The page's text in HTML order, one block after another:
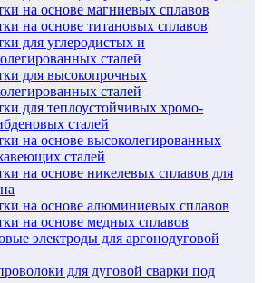
на основе магниевых сплавов
на основе титановых сплавов
для углеродистых и
сталей
для высокопрочных
сталей
для теплоустойчивых хромо-
сталей
на основе высоколегированных
сталей
на основе никелевых сплавов для
на основе алюминиевых сплавов
на основе медных сплавов
электроды для аргонодуговой
для дуговой сварки под